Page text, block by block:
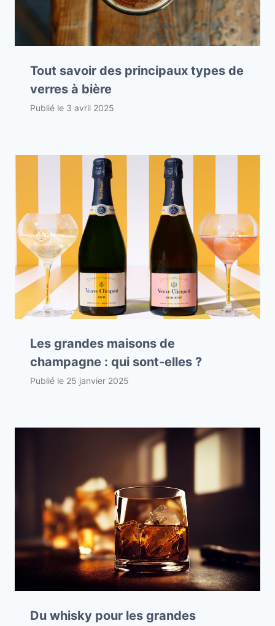
Tout savoir des principaux types de
verres à bière
Publié le 3 avril 2025
Les grandes maisons de
champagne : qui sont-elles ?
Publié le 25 janvier 2025
Du whisky pour les grandes